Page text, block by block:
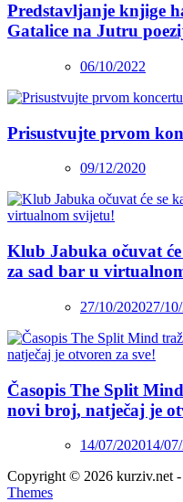
Predstavljanje knjige
Gatalice na Jutru
06/10/2022
Prisustvujte prvom
09/12/2020
Klub Jabuka očuvat
za sad bar u
27/10/202027/
Časopis The Split
novi broj, natječaj je
14/07/202014/
Copyright © 2026 kurziv.net
Themes